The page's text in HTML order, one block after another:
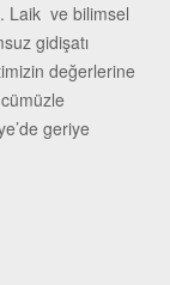
Laik ve bilimsel
gidişatı
değerlerine
geriye